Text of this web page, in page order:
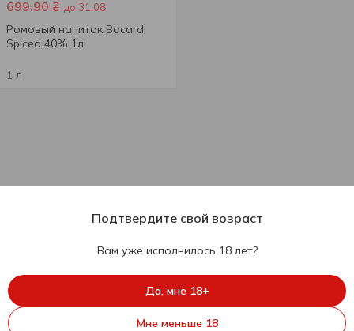
699.90 ₴ до 31.08
Ромовый напиток Bacardi
Spiced 40% 1л
1 л
Укр
Подтвердите свой возраст
Вам уже исполнилось 18 лет?
Да, мне 18+
Мне меньше 18